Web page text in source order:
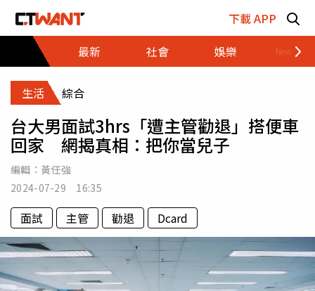
下載 APP
最新
社會 娛樂 財經
生活 綜合
台大男面試3hrs「遭主管勸退」搭便車
回家 網揭真相：把你當兒子
編輯： 黃任強
2024-07-29 16:35
面試 主管 勸退 Dcard